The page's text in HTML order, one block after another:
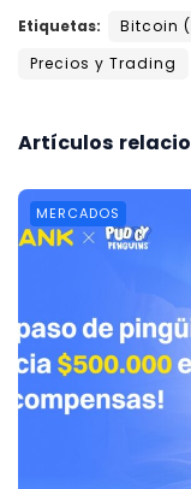
Etiquetas: Bitcoin
Precios y Trading
Artículos
MERCADOS